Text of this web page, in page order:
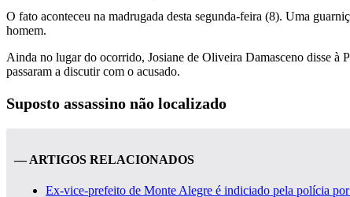
O fato aconteceu na madrugada desta segunda-feira (8). Uma
homem.
Ainda no lugar do ocorrido, Josiane de Oliveira Damasceno disse
passaram a discutir com o acusado.
Suposto assassino não localizado
— ARTIGOS RELACIONADOS
Ex-vice-prefeito de Monte Alegre é indiciado pela polícia